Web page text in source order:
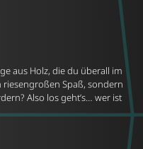
aus Holz, die du überall im
Spaß, sondern
Also los geht’s… wer ist